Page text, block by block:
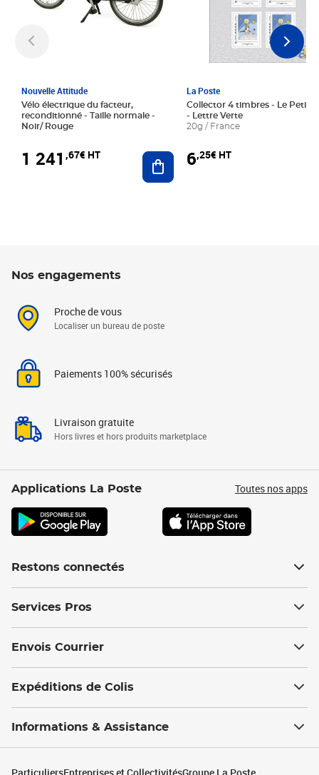
Nouvelle Attitude
Vélo électrique du facteur,
reconditionné - Taille normale -
Noir/ Rouge
1 241 ,67€ HT Ajouter au panier
La Poste
Collector 4 timbres - Le Petit
- Lettre Verte
20g / France
6,25€ HT
Nos engagements
Proche de vous
Localiser un bureau de poste
Paiements 100% sécurisés
Livraison gratuite
Hors livres et hors produits marketplace
Applications La Poste Toutes nos apps
Restons connectés
Services Pros
Envois Courrier
Expéditions de Colis
Informations & Assistance